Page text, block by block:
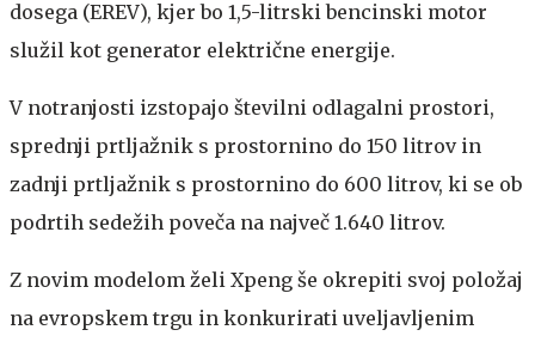
dosega (EREV), kjer bo 1,5-litrski bencinski motor
služil kot generator električne energije.
V notranjosti izstopajo številni odlagalni prostori,
sprednji prtljažnik s prostornino do 150 litrov in
zadnji prtljažnik s prostornino do 600 litrov, ki se ob
podrtih sedežih poveča na največ 1.640 litrov.
Z novim modelom želi Xpeng še okrepiti svoj položaj
na evropskem trgu in konkurirati uveljavljenim